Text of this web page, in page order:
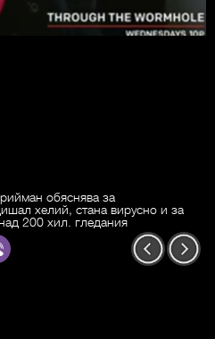
обяснява за
хелий, стана вирусно и за
200 хил. гледания